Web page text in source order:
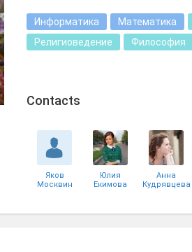
Информатика Математика
Религиоведение
Философия
Сontacts
Яков
Москвин
Юлия
Екимова
Анна
Кудрявцева